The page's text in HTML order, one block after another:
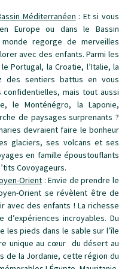
Méditerranéen : Et si vous
Europe ou dans le Bassin
regorge de merveilles
avec des enfants. Parmi les
Portugal, la Croatie, l’Italie, la
des sentiers battus en vous
mais tout aussi
le Monténégro, la Laponie,
de paysages surprenants ?
devraient faire le bonheur
glaciers, ses volcans et ses
en famille époustouflants
Covoyageurs.
Orient :Envie de prendre le
Orient se révèlent être de
avec des enfants ! La richesse
incroyables. Du
les pieds dans le sable sur l’île
unique au cœur du désert au
de la Jordanie, cette région du